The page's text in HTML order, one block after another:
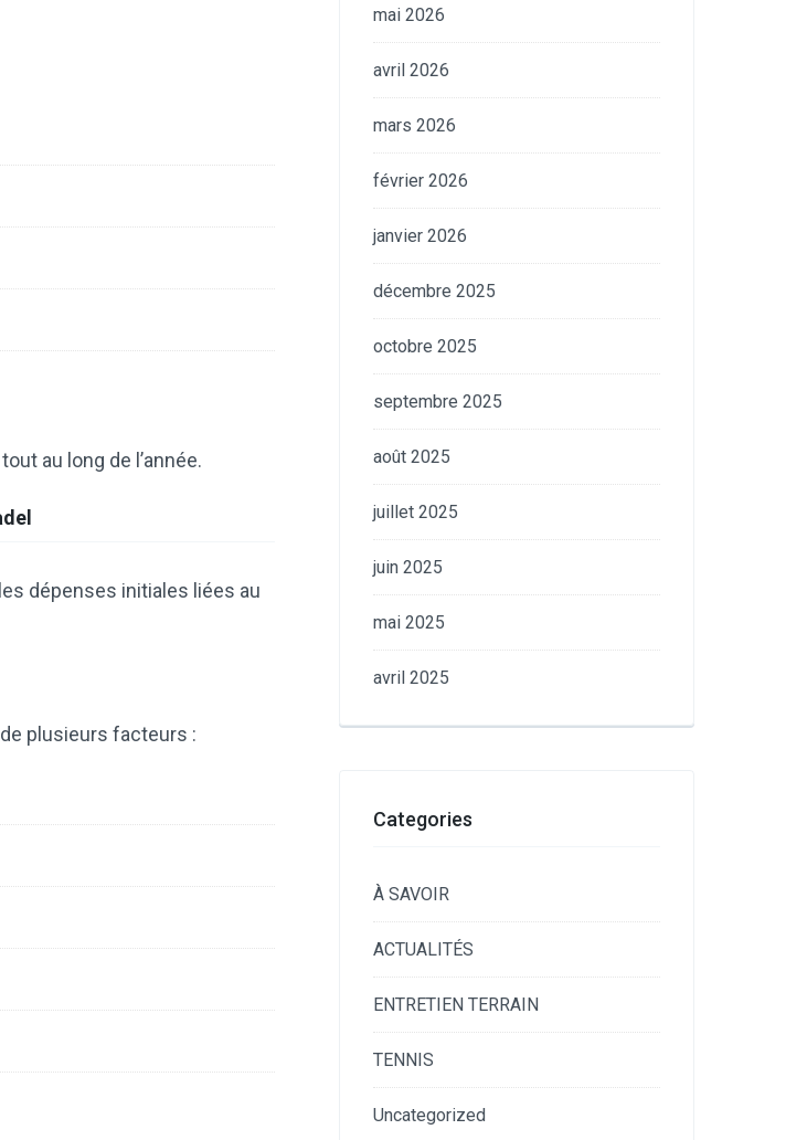
au long de l’année.
dépenses initiales liées au
plusieurs facteurs :
mai 2026
avril 2026
mars 2026
février 2026
janvier 2026
décembre 2025
octobre 2025
septembre 2025
août 2025
juillet 2025
juin 2025
mai 2025
avril 2025
Categories
À SAVOIR
ACTUALITÉS
ENTRETIEN TERRAIN
TENNIS
Uncategorized